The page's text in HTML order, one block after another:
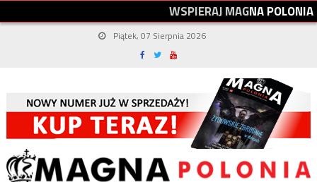
WSPIERAJMAGNAPOLONIA
Piątek, 07 Sierpnia 2026